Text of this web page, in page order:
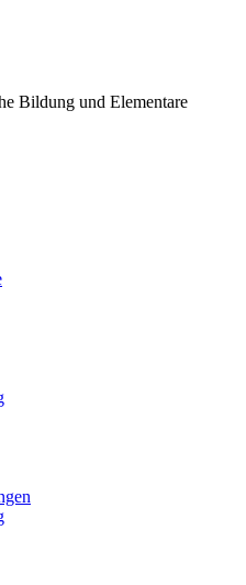
Bildung und Elementare